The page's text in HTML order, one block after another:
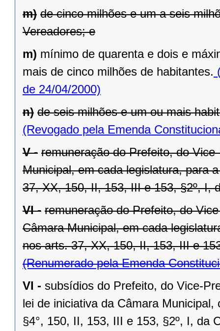
m) de cinco milhões e um a seis
Vereadores; e
m) mínimo de quarenta e dois e
mais de cinco milhões de habitantes.
de 24/04/2000)
n) de seis milhões e um ou mais
(Revogado pela Emenda
V - remuneração do Prefeito, do
Municipal, em cada legislatura, para
37, XX, 150, II, 153, III e 153, §2º, I,
VI - remuneração do Prefeito, do
Câmara Municipal, em cada
nos arts. 37, XX, 150, II, 153, III e
(Renumerado pela Emenda
VI - subsídios do Prefeito, do Vice-
lei de iniciativa da Câmara
§4°, 150, II, 153, III e 153, §2º, I, da